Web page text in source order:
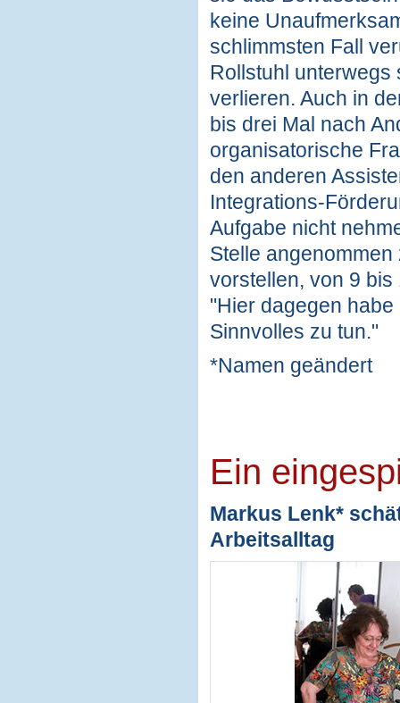
keine
schlimmsten Fall
Rollstuhl unterwegs
verlieren. Auch in
bis drei Mal nach
organisatorische
den anderen
Integrations-
Aufgabe nicht
Stelle
vorstellen, von 9
"Hier dagegen
Sinnvolles zu tun."
*Namen geändert
Ein
Markus Lenk*
Arbeitsalltag